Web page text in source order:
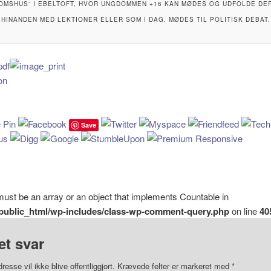
I EBELTOFT, HVOR UNGDOMMEN +16 KAN MØDES OG UDFOLDE
HINANDEN MED LEKTIONER ELLER SOM I DAG, MØDES TIL POLITISK DEBAT.
Save
be an array or an object that implements Countable in
wp-includes/class-wp-comment-query.phpon line
svar
vil ikke blive offentliggjort. Krævede felter er markeret med *